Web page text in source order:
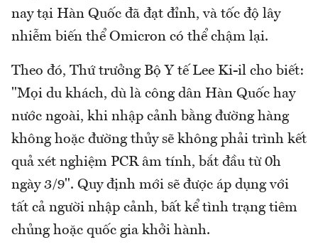
nay tại Hàn Quốc đã đạt đỉnh, và tốc độ lây
nhiễm biến thể Omicron có thể chậm lại.
Theo đó, Thứ trưởng Bộ Y tế Lee Ki-il cho biết:
"Mọi du khách, dù là công dân Hàn Quốc hay
nước ngoài, khi nhập cảnh bằng đường hàng
không hoặc đường thủy sẽ không phải trình kết
quả xét nghiệm PCR âm tính, bắt đầu từ 0h
ngày 3/9". Quy định mới sẽ được áp dụng với
tất cả người nhập cảnh, bất kể tình trạng tiêm
chủng hoặc quốc gia khởi hành.